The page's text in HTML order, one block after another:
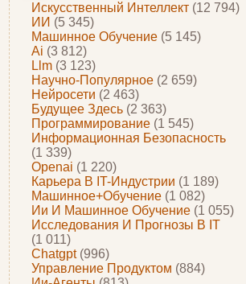
Искусственный Интеллект (12 794)
ИИ (5 345)
Машинное Обучение (5 145)
Ai (3 812)
Llm (3 123)
Научно-Популярное (2 659)
Нейросети (2 463)
Будущее Здесь (2 363)
Программирование (1 545)
Информационная Безопасность
(1 339)
Openai (1 220)
Карьера В IT-Индустрии (1 189)
Машинное+обучение (1 082)
Ии И Машинное Обучение (1 055)
Исследования И Прогнозы В IT
(1 011)
Chatgpt(996)
Управление Продуктом (884)